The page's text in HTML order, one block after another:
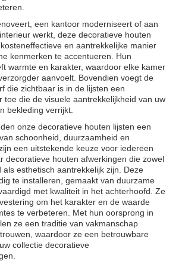
een kantoor moderniseert of aan
werkt, deze decoratieve houten
en aantrekkelijke manier
kenmerken te accentueren. Hun
warmte en karakter, waardoor elke kamer
aanvoelt. Bovendien voegt de
die zichtbaar is in de lijsten een
toe die de visuele aantrekkelijkheid van uw
bekleding verrijkt.
onze decoratieve houten lijsten een
schoonheid, duurzaamheid en
een uitstekende keuze voor iedereen
decoratieve houten afwerkingen die zowel
als esthetisch aantrekkelijk zijn. Deze
te installeren, gemaakt van duurzame
met kwaliteit in het achterhoofd. Ze
om het karakter en de waarde
te verbeteren. Met hun oorsprong in
ze een traditie van vakmanschap
waardoor ze een betrouwbare
collectie decoratieve